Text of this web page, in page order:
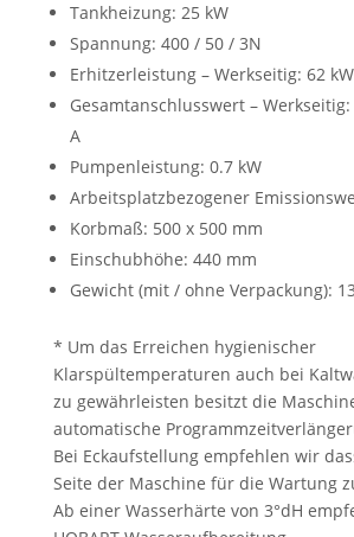
Tankheizung: 25 kW
Spannung: 400 / 50 / 3N
Erhitzerleistung – Werkseitig: 62 kW
Gesamtanschlusswert –
A
Pumpenleistung: 0.7 kW
Arbeitsplatzbezogener
Korbmaß: 500 x 500 mm
Einschubhöhe: 440 mm
Gewicht (mit / ohne Verpackung):
* Um das Erreichen hygienischer
Klarspültemperaturen auch bei
zu gewährleisten besitzt die
automatische
Bei Eckaufstellung empfehlen wir
Seite der Maschine für die Wartung
Ab einer Wasserhärte von 3°dH